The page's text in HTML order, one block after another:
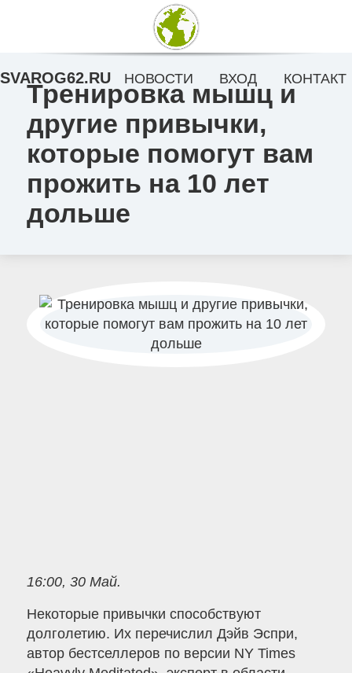
Тренировка мышц и
другие привычки,
которые помогут вам
прожить на 10 лет
дольше
16:00, 30 Май.
Некоторые привычки способствуют
долголетию. Их перечислил Дэйв Эспри,
автор бестселлеров по версии NY Times
SVAROG62.RU НОВОСТИ ВХОД КОНТАКТ